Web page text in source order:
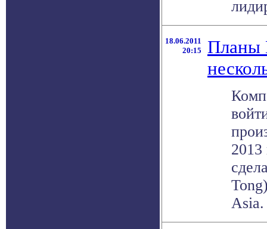
18.06.2011
20:15
Планы
2013